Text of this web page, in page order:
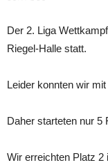
Der 2. Liga
Riegel-Halle statt.
Leider konnten wir
Daher starteten nur 5
Wir erreichten Platz